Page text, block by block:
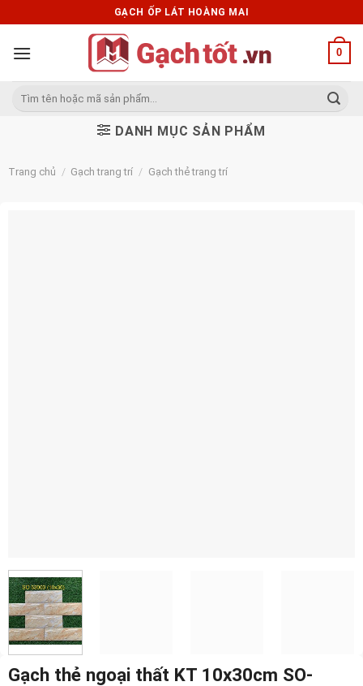
to
content
GẠCH ỐP LÁT HOÀNG MAI
0
Tìm
DANH MỤC SẢN PHẨM
Trang chủ / Gạch trang trí / Gạch thẻ trang trí
Gạch thẻ ngoại thất KT 10x30cm SO-